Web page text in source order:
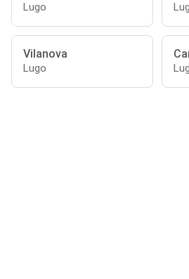
Lugo
Vilanova
Lugo